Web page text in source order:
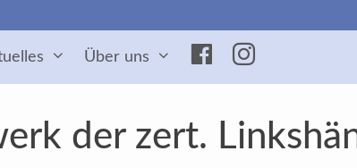
Über uns Facebook
Insta
der zert.